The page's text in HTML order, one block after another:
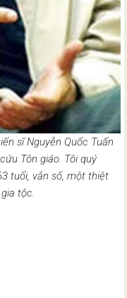
sĩ Nguyễn Quốc Tuấn
Tôn giáo. Tôi quý
tuổi, vắn số, một thiệt
tộc.